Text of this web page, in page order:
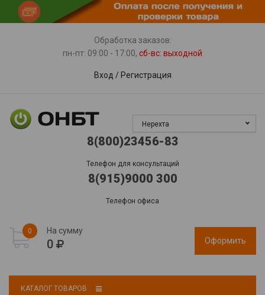
Пункты выдачи Доставка Гарантия, сервис
Обработка заказов:
пн-пт: 09:00 - 17:00, сб-вс: выходной
Вход / Регистрация
Нерехта
8(800)23456-83
Телефон для консультаций
8(915)9000 300
Телефон офиса
0 На сумму
0 Оформить
КАТАЛОГ ТОВАРОВ